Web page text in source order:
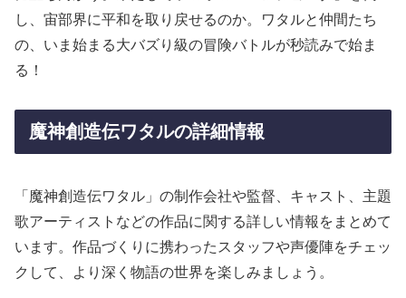
し、宙部界に平和を取り戻せるのか。ワタルと仲間たち
の、いま始まる大バズり級の冒険バトルが秒読みで始ま
る！
魔神創造伝ワタルの詳細情報
「魔神創造伝ワタル」の制作会社や監督、キャスト、主題
歌アーティストなどの作品に関する詳しい情報をまとめて
います。作品づくりに携わったスタッフや声優陣をチェッ
クして、より深く物語の世界を楽しみましょう。